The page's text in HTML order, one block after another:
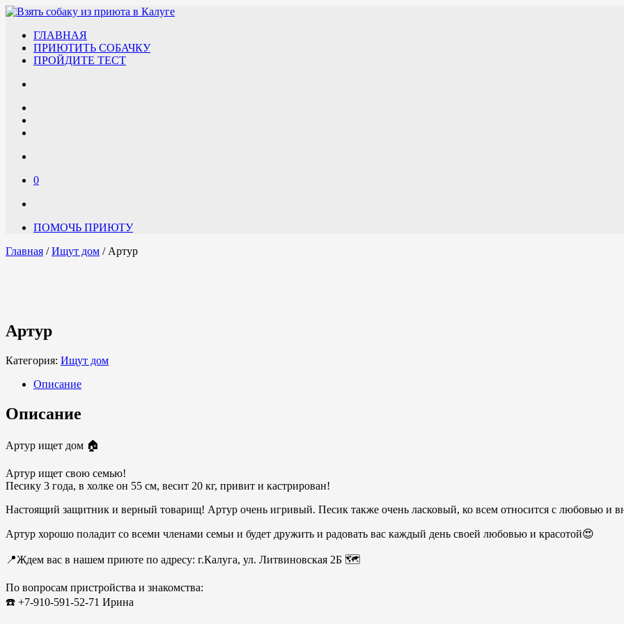
ГЛАВНАЯ
ПРИЮТИТЬ СОБАЧКУ
ПРОЙДИТЕ ТЕСТ
0
ПОМОЧЬ ПРИЮТУ
Главная /Ищут дом / Артур
Артур
Категория: Ищут дом
Описание
Описание
Артур ищет дом 🏠
Артур ищет свою семью!
Песику 3 года, в холке он 55 см, весит 20 кг, привит и кастрирован!
Настоящий защитник и верный товарищ! Артур очень игривый. Песик также очень ласковый, ко всем относится с любовью и
Артур хорошо поладит со всеми членами семьи и будет дружить и радовать вас каждый день своей любовью и красотой😍
📍Ждем вас в нашем приюте по адресу: г.Калуга, ул. Литвиновская 2Б 🗺️
По вопросам пристройства и знакомства:
☎️ +7-910-591-52-71 Ирина